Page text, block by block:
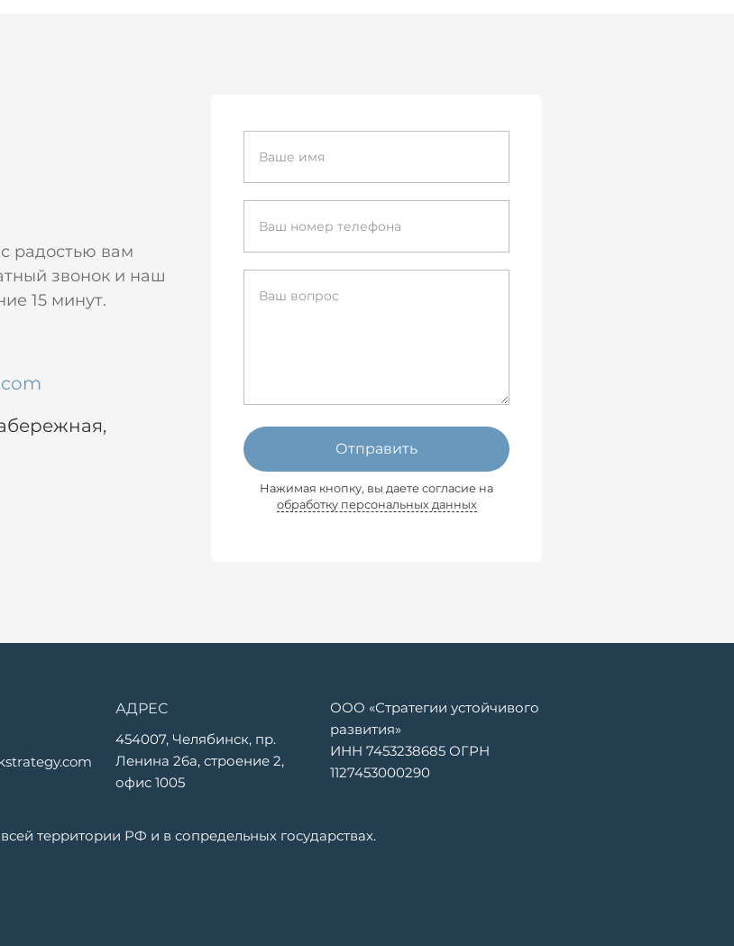
радостью вам
звонок и наш
15 минут.
Отправить
Нажимая кнопку, вы даете согласие на
обработку персональных данных
АДРЕС
454007, Челябинск, пр.
Ленина 26а, строение 2,
офис 1005
ООО «Стратегии устойчивого
развития»
ИНН 7453238685 ОГРН
1127453000290
территории РФ и в сопредельных государствах.